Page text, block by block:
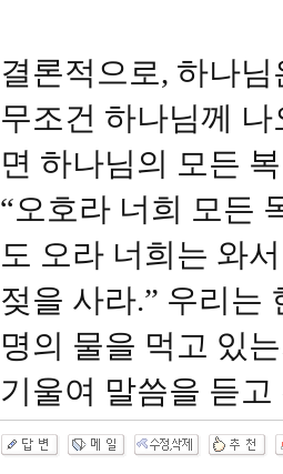
결론적으로, 하나
무조건 하나님께
면 하나님의 모든
“오호라 너희 모든
도 오라 너희는 와
젖을 사라.” 우리는
명의 물을 먹고 있
기울여 말씀을 듣